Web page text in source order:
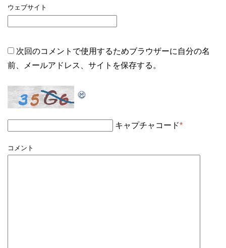
ウェブサイト
次回のコメントで使用するためブラウザーに自分の名
前、メールアドレス、サイトを保存する。
キャプチャコード*
コメント